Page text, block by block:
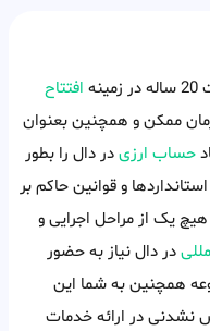
افتتاح
ممکن و همچنین بعنوان
حساب ارزیدر دال را بطور
و قوانین حاکم بر
یک از مراحل اجرایی و
در دال نیاز به حضور
همچنین به شما این
نشدنی در ارائه خدمات